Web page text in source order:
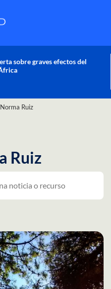
de Cambio Climático aprueba
del Perú
Norma Ruiz
Ruiz